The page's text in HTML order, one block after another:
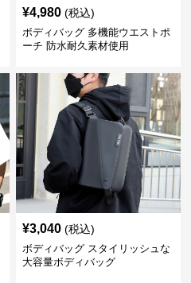
¥4,980 (税込)
ボディバッグ 多機能ウエストポ
ーチ 防水耐久素材使用
¥3,040 (税込)
ボディバッグ スタイリッシュな
大容量ボディバッグ